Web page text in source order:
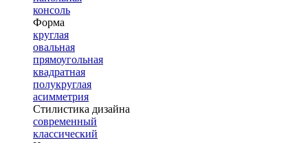
консоль
Форма
круглая
овальная
прямоугольная
квадратная
полукруглая
асимметрия
Стилистика дизайна
современный
классический